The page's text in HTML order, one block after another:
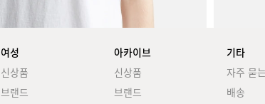
여성
신상품
브랜드
아카이브
신상품
브랜드
기타
자주 묻
배송